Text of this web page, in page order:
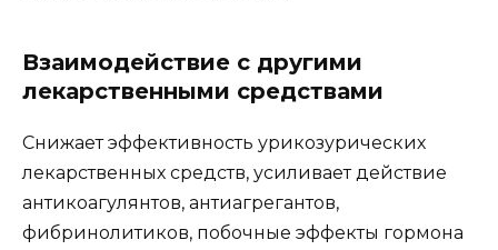
Взаимодействие с другими
лекарственными средствами
Снижает эффективность урикозурических
лекарственных средств, усиливает действие
антикоагулянтов, антиагрегантов,
фибринолитиков, побочные эффекты гормона